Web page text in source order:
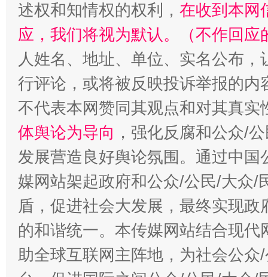
“蜀中异人”王建安的艺术幻境
述权和知情权的权利， 在收到本网
应，我们将视为默认。（不作回应
人姓名、地址、单位、实名公布
行评论，或将被反映投诉举报的
不代表本网赞同其观点和对其真实
体舆论为导向 ，强化反腐和公众/
发展营造良好舆论氛围。通过中
媒网站架起政府和公众/公民/大众/
盾，促进社会大发展，最终实现
的和谐统一。本传媒网站结合现
助全球互联网主阵地，为社会公